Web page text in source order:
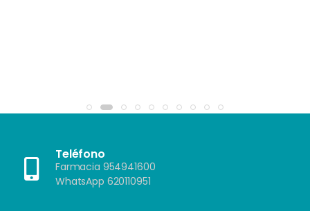
Teléfono
Farmacia 954941600
WhatsApp 620110951